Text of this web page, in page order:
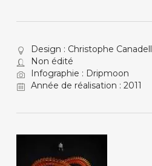
Design : Christophe Canadell
Non édité
Infographie : Dripmoon
Année de réalisation : 2011